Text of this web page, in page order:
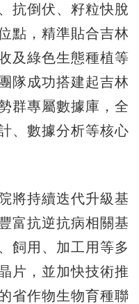
抗倒伏、籽粒快脫
點，精準貼合吉林
及綠色生態種植等
隊成功搭建起吉林
群專屬數據庫，全
、數據分析等核心
持續迭代升級基
富抗逆抗病相關基
飼用、加工用等多
片，並加快技術推
省作物生物育種聯